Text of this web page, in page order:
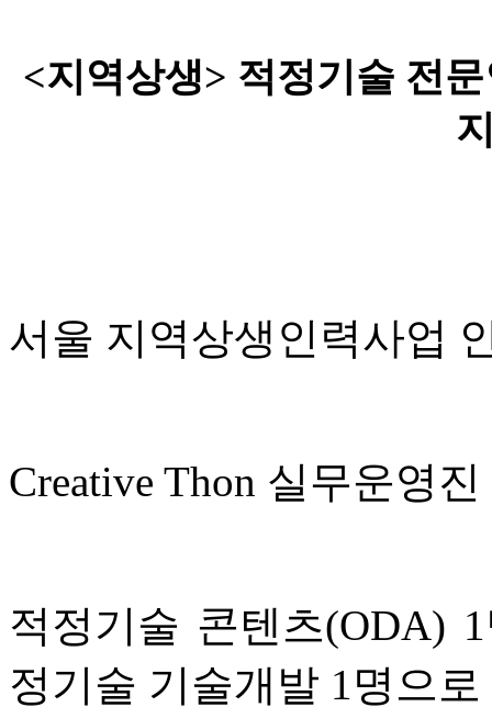
<지역상생> 적정기술 전
서울 지역상생인력사업
Creative Thon 실무운영
적정기술 콘텐츠(ODA)
정기술 기술개발 1명으